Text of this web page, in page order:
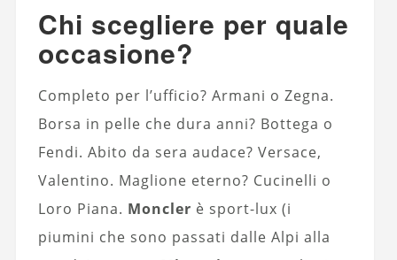
Chi scegliere per quale
occasione?
Completo per l’ufficio? Armani o Zegna.
Borsa in pelle che dura anni? Bottega o
Fendi. Abito da sera audace? Versace,
Valentino. Maglione eterno? Cucinelli o
Loro Piana. Moncler è sport-lux (i
piumini che sono passati dalle Alpi alla